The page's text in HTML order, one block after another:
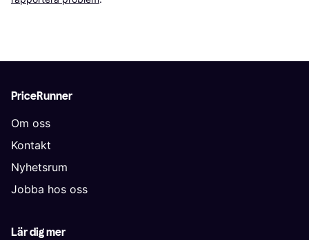
PriceRunner
Om oss
Kontakt
Nyhetsrum
Jobba hos oss
Lär dig mer